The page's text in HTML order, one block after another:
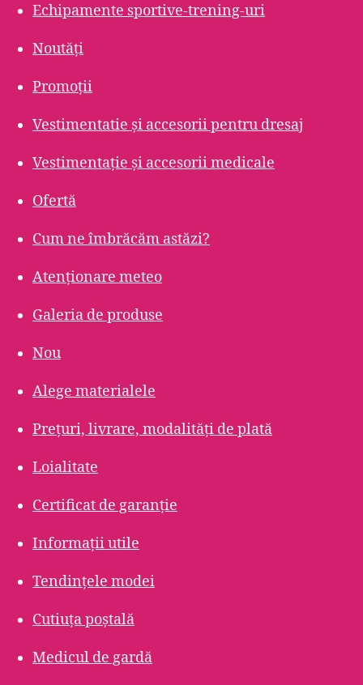
Echipamente sportive-trening-uri
Noutăți
Promoții
Vestimentatie și accesorii pentru dresaj
Vestimentație și accesorii medicale
Ofertă
Cum ne îmbrăcăm astăzi?
Atenționare meteo
Galeria de produse
Nou
Alege materialele
Prețuri, livrare, modalități de plată
Loialitate
Certificat de garanție
Informații utile
Tendințele modei
Cutiuța poștală
Medicul de gardă